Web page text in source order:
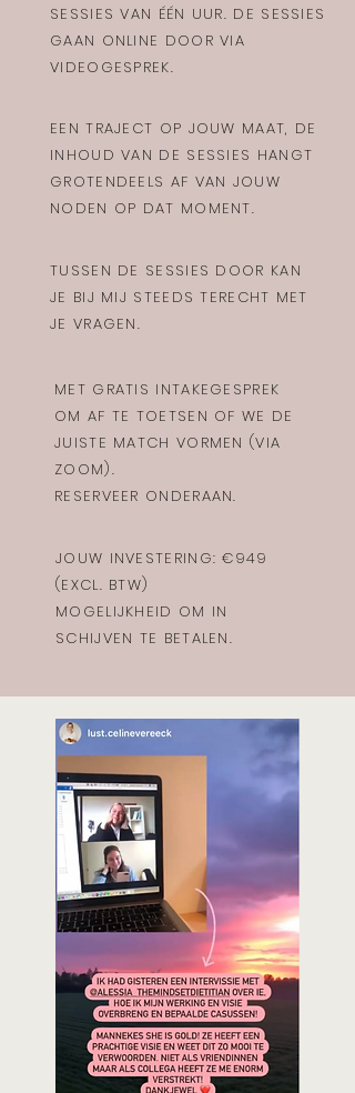
SESSIES VAN ÉÉN UUR. DE SESSIES
GAAN ONLINE DOOR VIA
VIDEOGESPREK.
EEN TRAJECT OP JOUW MAAT, DE
INHOUD VAN DE SESSIES HANGT
GROTENDEELS AF VAN JOUW
NODEN OP DAT MOMENT.
TUSSEN DE SESSIES DOOR KAN
JE BIJ MIJ STEEDS TERECHT MET
JE VRAGEN.
MET GRATIS INTAKEGESPREK
OM AF TE TOETSEN OF WE DE
JUISTE MATCH VORMEN (VIA
ZOOM).
RESERVEER ONDERAAN.
JOUW INVESTERING: €949
(EXCL. BTW)
MOGELIJKHEID OM IN
SCHIJVEN TE BETALEN.